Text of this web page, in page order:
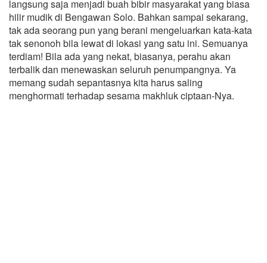
langsung saja menjadi buah bibir masyarakat yang biasa
hilir mudik di Bengawan Solo. Bahkan sampai sekarang,
tak ada seorang pun yang berani mengeluarkan kata-kata
tak senonoh bila lewat di lokasi yang satu ini. Semuanya
terdiam! Bila ada yang nekat, biasanya, perahu akan
terbalik dan menewaskan seluruh penumpangnya. Ya
memang sudah sepantasnya kita harus saling
menghormati terhadap sesama makhluk ciptaan-Nya.